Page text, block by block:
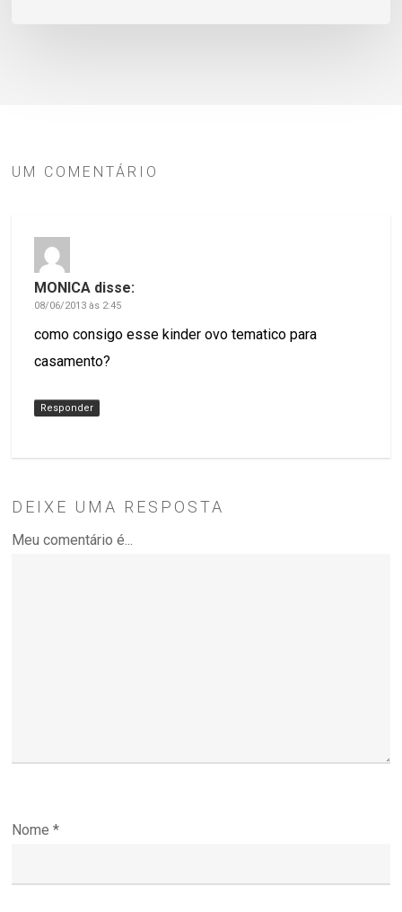
UM COMENTÁRIO
MONICA disse:
08/06/2013 às 2:45
como consigo esse kinder ovo tematico para
casamento?
Responder
DEIXE UMA RESPOSTA
Meu comentário é...
Nome*